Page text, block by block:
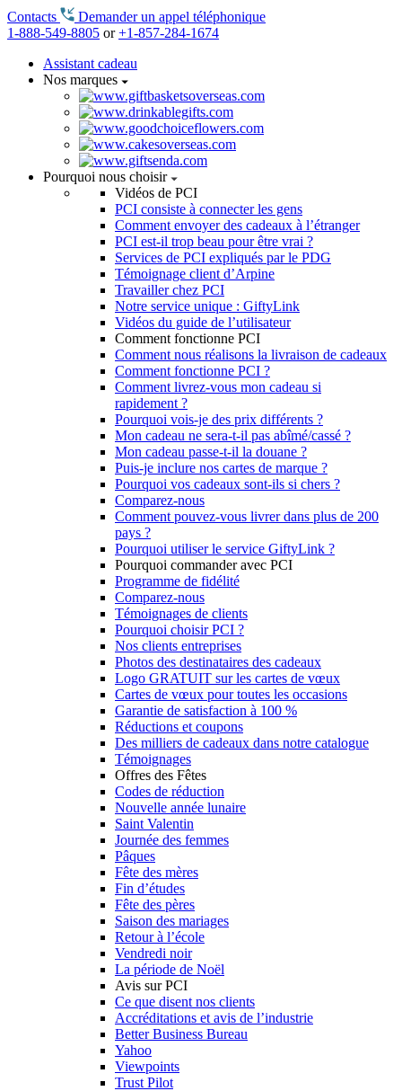
Contacts
Demander un appel téléphonique
1-888-549-8805 or+1-857-284-1674
Assistant cadeau
Nos marques
Pourquoi nous choisir
Vidéos de PCI
PCI consiste à connecter les gens
Comment envoyer des cadeaux à l’étranger
PCI est-il trop beau pour être vrai ?
Services de PCI expliqués par le PDG
Témoignage client d’Arpine
Travailler chez PCI
Notre service unique : GiftyLink
Vidéos du guide de l’utilisateur
Comment fonctionne PCI
Comment nous réalisons la livraison de cadeaux
Comment fonctionne PCI ?
Comment livrez-vous mon cadeau si
rapidement ?
Pourquoi vois-je des prix différents ?
Mon cadeau ne sera-t-il pas abîmé/cassé ?
Mon cadeau passe-t-il la douane ?
Puis-je inclure nos cartes de marque ?
Pourquoi vos cadeaux sont-ils si chers ?
Comparez-nous
Comment pouvez-vous livrer dans plus de 200
pays ?
Pourquoi utiliser le service GiftyLink ?
Pourquoi commander avec PCI
Programme de fidélité
Comparez-nous
Témoignages de clients
Pourquoi choisir PCI ?
Nos clients entreprises
Photos des destinataires des cadeaux
Logo GRATUIT sur les cartes de vœux
Cartes de vœux pour toutes les occasions
Garantie de satisfaction à 100 %
Réductions et coupons
Des milliers de cadeaux dans notre catalogue
Témoignages
Offres des Fêtes
Codes de réduction
Nouvelle année lunaire
Saint Valentin
Journée des femmes
Pâques
Fête des mères
Fin d’études
Fête des pères
Saison des mariages
Retour à l’école
Vendredi noir
La période de Noël
Avis sur PCI
Ce que disent nos clients
Accréditations et avis de l’industrie
Better Business Bureau
Yahoo
Viewpoints
Trust Pilot